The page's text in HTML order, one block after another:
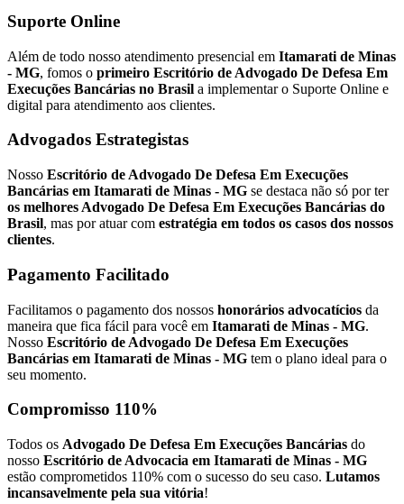
Suporte Online
Além de todo nosso atendimento presencial em Itamarati de Minas
- MG, fomos o primeiro Escritório de Advogado De Defesa Em
Execuções Bancárias no Brasil a implementar o Suporte Online e
digital para atendimento aos clientes.
Advogados Estrategistas
Nosso Escritório de Advogado De Defesa Em Execuções
Bancárias em Itamarati de Minas - MG se destaca não só por ter
os melhores Advogado De Defesa Em Execuções Bancárias do
Brasil, mas por atuar com estratégia em todos os casos dos nossos
clientes.
Pagamento Facilitado
Facilitamos o pagamento dos nossos honorários advocatícios da
maneira que fica fácil para você em Itamarati de Minas - MG.
Nosso Escritório de Advogado De Defesa Em Execuções
Bancárias em Itamarati de Minas - MG tem o plano ideal para o
seu momento.
Compromisso 110%
Todos os Advogado De Defesa Em Execuções Bancárias do
nosso Escritório de Advocacia em Itamarati de Minas - MG
estão comprometidos 110% com o sucesso do seu caso. Lutamos
incansavelmente pela sua vitória!